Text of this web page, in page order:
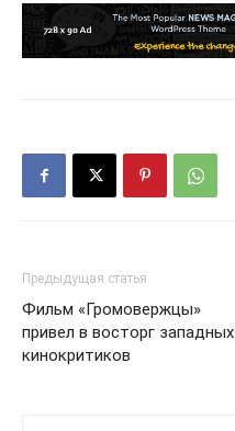
Предыдущая статья
Фильм «Громовержцы»
привел в восторг западных
кинокритиков